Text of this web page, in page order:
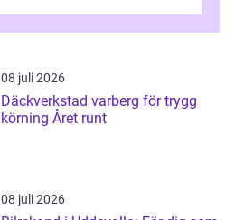
08 juli 2026
Däckverkstad varberg för trygg
körning Året runt
08 juli 2026